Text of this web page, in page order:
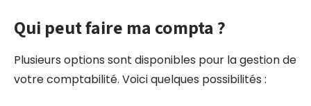
Qui peut faire ma compta ?
Plusieurs options sont disponibles pour la gestion de
votre comptabilité. Voici quelques possibilités :